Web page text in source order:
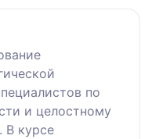
по
и целостному
В курсе